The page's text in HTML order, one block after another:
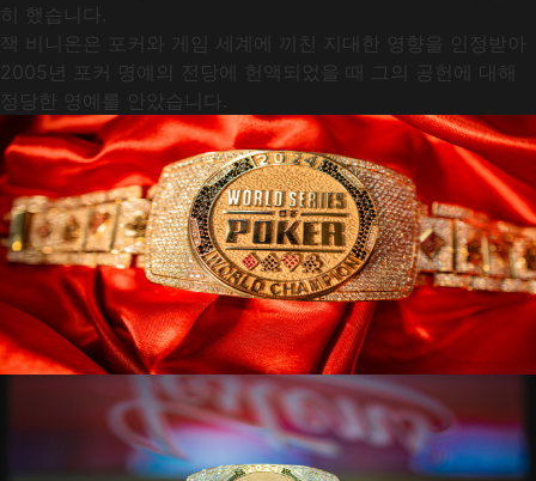
히 했습니다.
잭 비니온은 포커와 게임 세계에 끼친 지대한 영향을 인정받아
2005년 포커 명예의 전당에 헌액되었을 때 그의 공헌에 대해
정당한 영예를 안았습니다.